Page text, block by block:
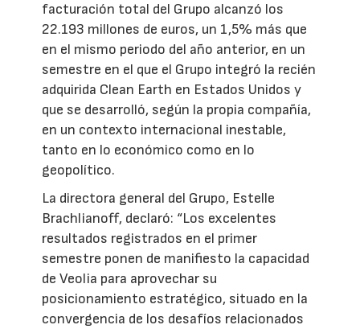
facturación total del Grupo alcanzó los
22.193 millones de euros, un 1,5% más que
en el mismo periodo del año anterior, en un
semestre en el que el Grupo integró la recién
adquirida Clean Earth en Estados Unidos y
que se desarrolló, según la propia compañía,
en un contexto internacional inestable,
tanto en lo económico como en lo
geopolítico.
La directora general del Grupo, Estelle
Brachlianoff, declaró: “Los excelentes
resultados registrados en el primer
semestre ponen de manifiesto la capacidad
de Veolia para aprovechar su
posicionamiento estratégico, situado en la
convergencia de los desafíos relacionados